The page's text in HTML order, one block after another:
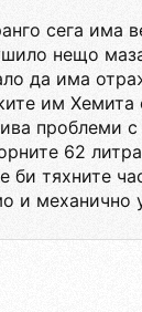
сега има
нещо
да има
им Хемита
проблеми с
62
би тяхните
и механично